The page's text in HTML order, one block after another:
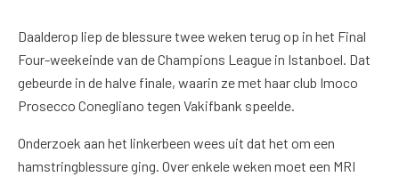
Daalderop liep de blessure twee weken terug op in het Final
Four-weekeinde van de Champions League in Istanboel. Dat
gebeurde in de halve finale, waarin ze met haar club Imoco
Prosecco Conegliano tegen Vakifbank speelde.
Onderzoek aan het linkerbeen wees uit dat het om een
hamstringblessure ging. Over enkele weken moet een MRI